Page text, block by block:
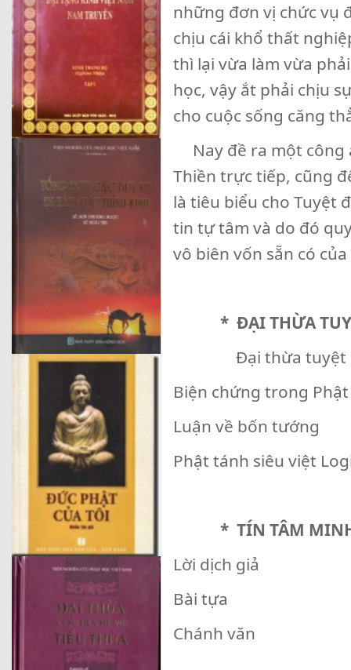
những đơn vị chức vụ
chịu cái khổ thất
thì lại vừa làm vừa
học, vậy ắt phải chịu
cho cuộc sống căng
Nay đề ra một công
Thiền trực tiếp, cũng
là tiêu biểu cho Tuyệt
tin tự tâm và do đó
vô biên vốn sẵn có
* ĐẠI THỪA
Đại thừa tuyệt
Biện chứng trong
Luận về bốn tướng
Phật tánh siêu việt
* TÍN TÂM MINH
Lời dịch giả
Bài tựa
Chánh văn